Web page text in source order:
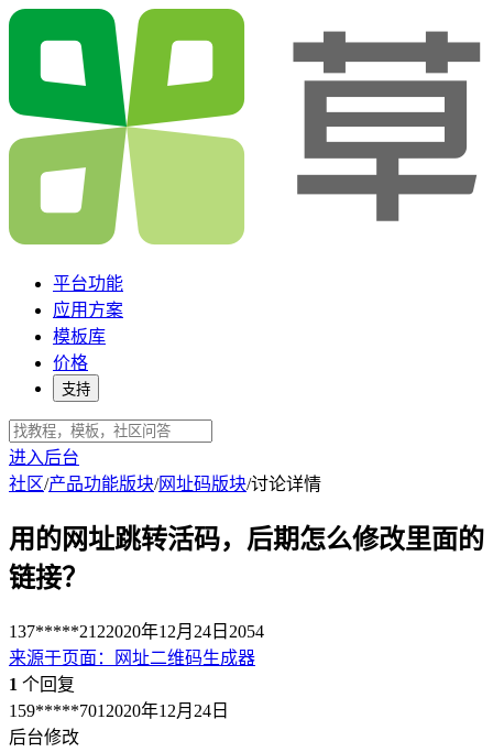
平台功能
应用方案
模板库
价格
支持
进入后台
社区/产品功能版块/网址码版块/讨论详情
用的网址跳转活码，后期怎么修改里面的
链接？
137*****2122020年12月24日 2054
来源于页面 ：
网址二维码生成器
1 个回复
159*****701 2020年12月24日
后台修改